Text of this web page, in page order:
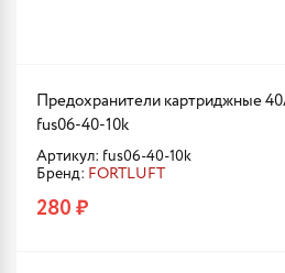
Предохранители картриджные
fus06-40-10k
Артикул: fus06-40-10k
Бренд: FORTLUFT
280 ₽